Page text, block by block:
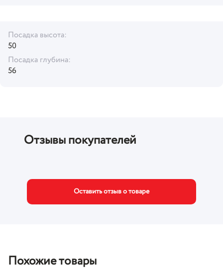
Посадка высота:
50
Посадка глубина:
56
Отзывы покупателей
Оставить отзыв о товаре
Похожие товары